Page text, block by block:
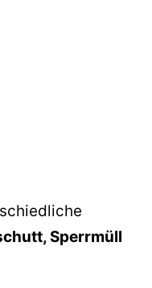
Sperrmüll